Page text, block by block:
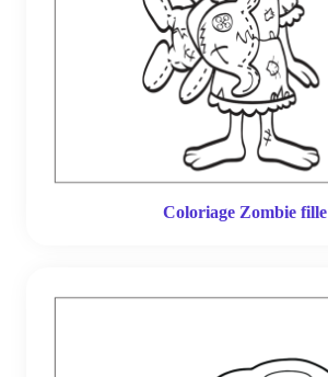
Coloriage Zombie fille